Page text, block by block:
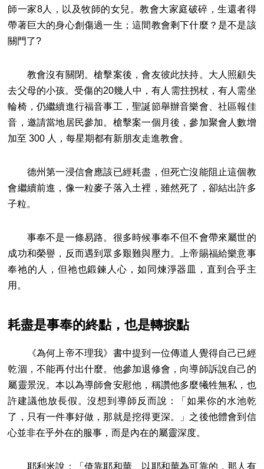
師一家8人，以及牧師的女兒。教會大家庭破碎，生還者得
帶著巨大的身心創傷過一生；這間教會剩下什麼？是不是該
關門了?
教會沒有關閉。槍擊案後，會友彼此扶持。大人照顧失
去父母的小孩。受傷的20幾人中，有人需拄拐杖，有人需坐
輪椅，仍繼續進行福音事工，聖誕節舉辦音樂會、社區報佳
音，邀請當地居民參加。槍擊案一個月後，參加聚會人數增
加至 300 人，每星期都有新朋友走進教會。
德州第一浸信會應該已經耗盡，但死亡沒能阻止這個教
會繼續前進，像一粒麥子落入土裡，雖然死了，卻結出許多
子粒。
事奉不是一條易路。很多時候事奉不但不會帶來屬世的
成功和榮譽，反而遇到眾多艱難與壓力。上帝賜福給樂意事
奉祂的人，但祂也鍛鍊人心，如同煉淨器皿，直到合乎主
用。
耗盡是事奉的終點，也是轉捩點
《為何上帝不理我》書中提到一位傳道人覺得自己已經
乾涸，不能再付出什麼。他參加退修會，向導師訴說自己的
屬靈景況。本以為導師會安慰他，稱讚他多麼犧牲無私，也
許建議他放長假。沒想到導師反而說：「如果你的水池乾
了，只有一件事好做，那就是挖得更深。」之後他體會到信
心並非在乎外在的服事，而是內在的屬靈深度。
耶利米說：「倚靠耶和華、以耶和華為可靠的，那人有